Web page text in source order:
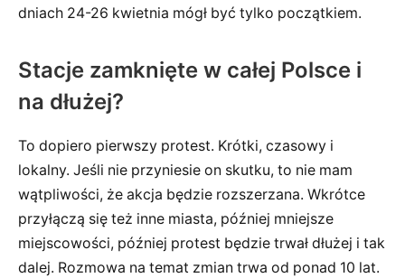
dniach 24-26 kwietnia mógł być tylko początkiem.
Stacje zamknięte w całej Polsce i
na dłużej?
To dopiero pierwszy protest. Krótki, czasowy i
lokalny. Jeśli nie przyniesie on skutku, to nie mam
wątpliwości, że akcja będzie rozszerzana. Wkrótce
przyłączą się też inne miasta, później mniejsze
miejscowości, później protest będzie trwał dłużej i tak
dalej. Rozmowa na temat zmian trwa od ponad 10 lat.